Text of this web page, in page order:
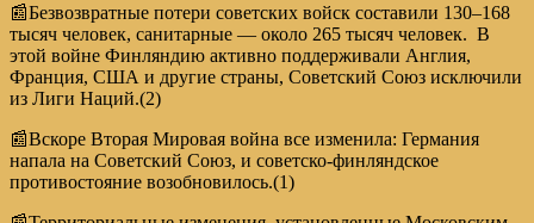
📰Безвозвратные потери советских вой­ск составили 130–168
тысяч человек, санитарные — около 265 тысяч человек. В
этой войне Финляндию активно поддерживали Англия,
Франция, США и другие страны, Советский Союз исключили
из Лиги Наций.(2)
📰Вскоре Вторая Мировая война все изменила: Германия
напала на Советский Союз, и советско-финляндское
противостояние возобновилось.(1)